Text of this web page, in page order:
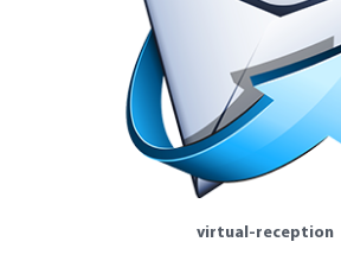
virtual-reception